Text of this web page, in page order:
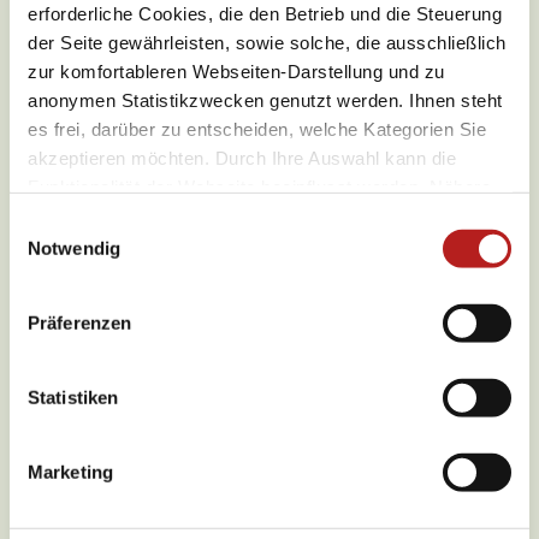
erforderliche Cookies, die den Betrieb und die Steuerung
der Seite gewährleisten, sowie solche, die ausschließlich
zur komfortableren Webseiten-Darstellung und zu
anonymen Statistikzwecken genutzt werden. Ihnen steht
es frei, darüber zu entscheiden, welche Kategorien Sie
akzeptieren möchten. Durch Ihre Auswahl kann die
Datenschutzbestimmungen.
Notwendig
Präferenzen
Statistiken
Marketing
Wetter